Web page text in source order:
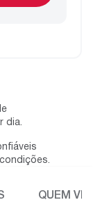
dia.
QUEM